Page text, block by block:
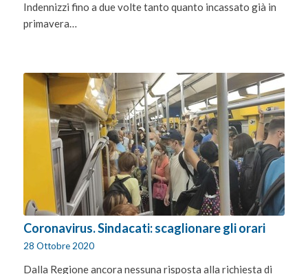
Indennizzi fino a due volte tanto quanto incassato già in
primavera…
Coronavirus. Sindacati: scaglionare gli orari
28 Ottobre 2020
Dalla Regione ancora nessuna risposta alla richiesta di